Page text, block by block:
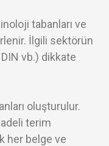
tabanları ve
İlgili sektörün
DIN vb.) dikkate
oluşturulur.
terim
her belge ve